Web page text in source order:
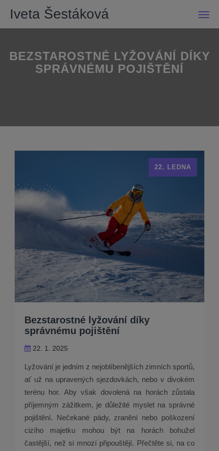
Iveta Šestáková
BEZSTAROSTNÉ LYŽOVÁNÍ DÍKY
SPRÁVNÉMU POJIŠTĚNÍ
Bezstarostné lyžování díky
správnému pojištění
22. 1. 2025
22. LEDNA
Lyžování je jedním z nejoblíbenějších zimních sportů,
ať už na upravených sjezdovkách, nebo v divokém
terénu hor. Aby však dovolená na horách zůstala
příjemným zážitkem, je důležité myslet na správné
pojištění. Nečekané pády, zranění nebo poškození
cizího majetku mohou být na horách bohužel
častější, než si mnozí připouštějí. Přečtěte si, na co